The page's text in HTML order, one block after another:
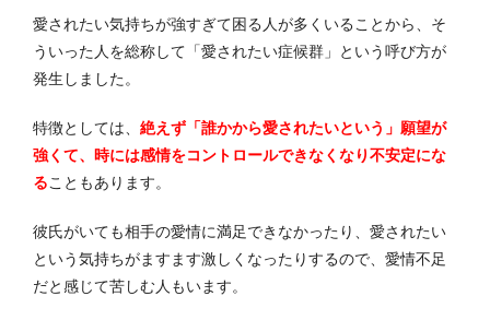
愛されたい気持ちが強すぎて困る人が多くいることから、そ
ういった人を総称して「愛されたい症候群」という呼び方が
発生しました。
特徴としては、 絶えず「誰かから愛されたいという」願望が
強くて、時には感情をコントロールできなくなり不安定にな
ることもあります。
彼氏がいても相手の愛情に満足できなかったり、愛されたい
という気持ちがますます激しくなったりするので、愛情不足
だと感じて苦しむ人もいます。